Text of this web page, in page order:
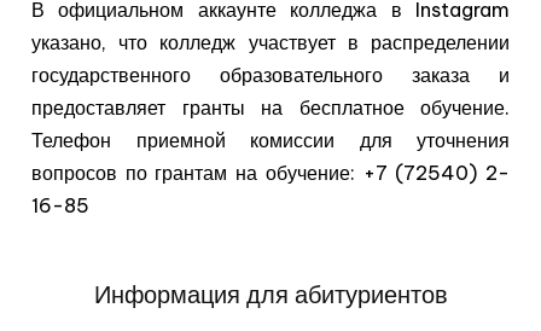
В официальном аккаунте колледжа в Instagram
указано, что колледж участвует в распределении
государственного образовательного заказа и
предоставляет гранты на бесплатное обучение.
Телефон приемной комиссии для уточнения
вопросов по грантам на обучение: +7 (72540) 2-
16-85
Информация для абитуриентов